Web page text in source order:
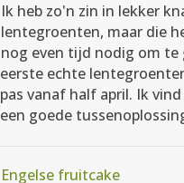
Ik heb zo'n zin in lekker
lentegroenten, maar die
nog even tijd nodig om te
eerste echte
pas vanaf half april. Ik
een goede
Engelse fruitcake